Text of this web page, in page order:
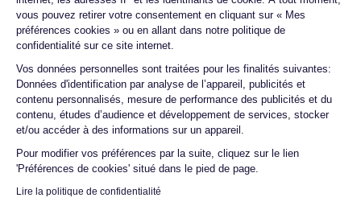
vous pouvez retirer votre consentement en cliquant sur « Mes
préférences cookies » ou en allant dans notre politique de
confidentialité sur ce site internet.
Vos données personnelles sont traitées pour les finalités suivantes:
Données d'identification par analyse de l’appareil, publicités et
contenu personnalisés, mesure de performance des publicités et du
contenu, études d’audience et développement de services, stocker
et/ou accéder à des informations sur un appareil.
Pour modifier vos préférences par la suite, cliquez sur le lien
'Préférences de cookies' situé dans le pied de page.
Lire la politique de confidentialité
Axeptio consent
Résolution vidéo
4K - 3840 x 2160 px
Recharge rapide
Oui, 20W
3200 mAh eSIM
Réseau mobile
5G
Débloqué
Oui, tous opérateurs
Pour découvrir en détail les caractéristiques de ce smartphone,
vous pouvez consulter lafiche technique de l'iPhone 14 Pro.
Quels sont les délais de livraison ?
Que se passe-t-il si je change d'avis
après avoir acheté/reçu le produit ?
Comment demander un retour ?
Comment contacter le service client ?
Quelle est la différence entre une Carte
SIM et une eSIM ?
Comment activer une eSIM ?